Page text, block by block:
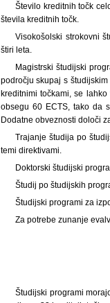
Število kreditnih točk
števila kreditnih točk.
Visokošolski strokovni
štiri leta.
Magistrski študijski
področju skupaj s
kreditnimi točkami, se
obsegu 60 ECTS, tako da
Dodatne obveznosti določi
Trajanje študija po
temi direktivami.
Doktorski študijski
Študij po študijskih
Študijski programi za
Za potrebe zunanje
Študijski programi